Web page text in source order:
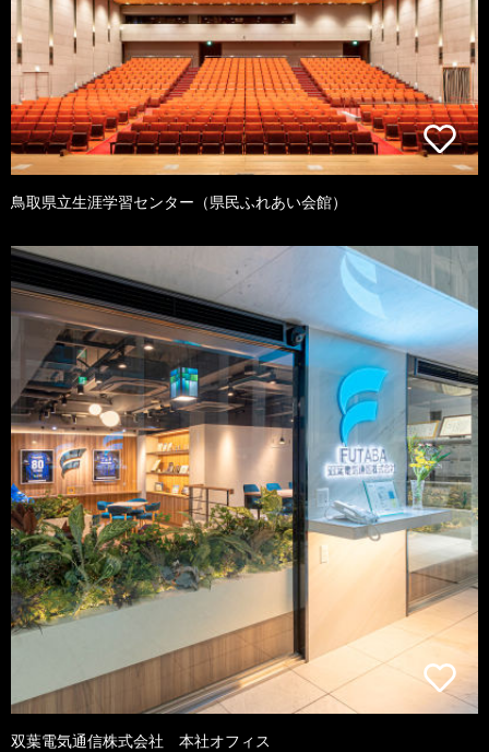
鳥取県立生涯学習センター（県民ふれあい会館）
双葉電気通信株式会社 本社オフィス